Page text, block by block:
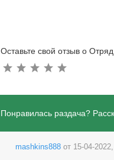
Оставьте свой отзыв о
Понравилась раздача?
mashkins888от 15-04-